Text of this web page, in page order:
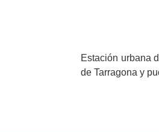
Estación urbana
de Tarragona y